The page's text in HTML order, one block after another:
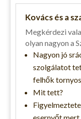
Kovács és a
Megkérdezi
olyan nagyon a
Nagyon jó
szolgálatot
felhők
Mit tett?